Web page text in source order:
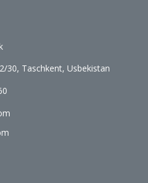
30, Taschkent, Usbekistan